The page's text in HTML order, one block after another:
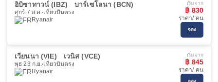
อิบิซาทาวน์ (IBZ) บาร์เซโลนา (BCN)
ศุกร์ 7 ส.ค. เที่ยวบินตรง
Ryanair
เริ่มจาก
฿ 830
ราคา/ คน
จอง
เวียนนา (VIE) เวนิส (VCE)
พุธ 23 ก.ย. เที่ยวบินตรง
Ryanair
เริ่มจาก
฿ 845
ราคา/ คน